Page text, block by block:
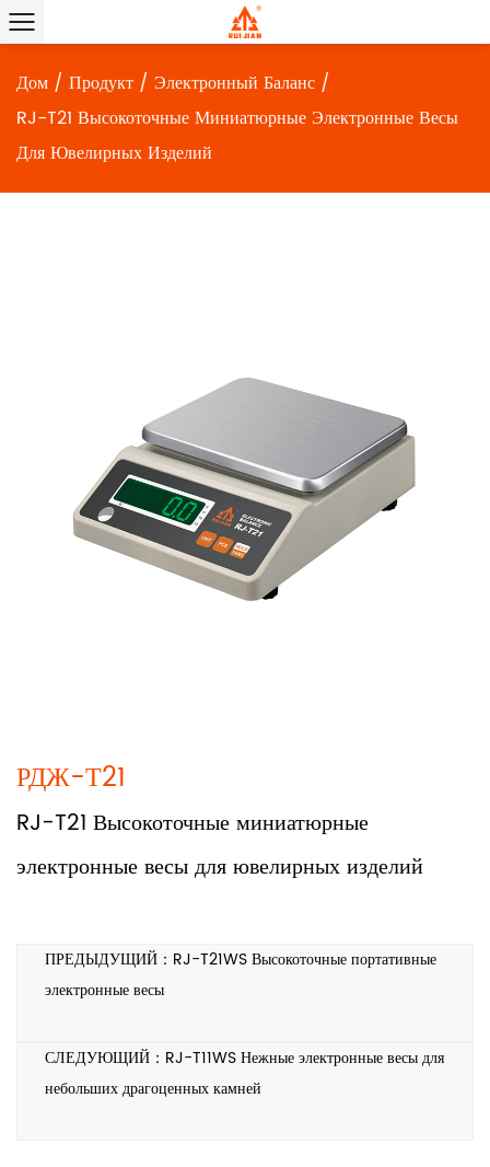
Дом / Продукт / Электронный Баланс /
RJ-T21 Высокоточные Миниатюрные Электронные Весы
Для Ювелирных Изделий
РДЖ-Т21
RJ-T21 Высокоточные миниатюрные
электронные весы для ювелирных изделий
ПРЕДЫДУЩИЙ：RJ-T21WS Высокоточные портативные
электронные весы
СЛЕДУЮЩИЙ：RJ-T11WS Нежные электронные весы для
небольших драгоценных камней